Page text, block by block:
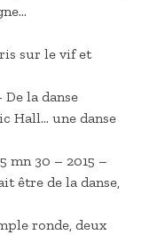
sur le vif et
De la danse
Hall… une danse
mn 30 – 2015 –
être de la danse,
ronde, deux